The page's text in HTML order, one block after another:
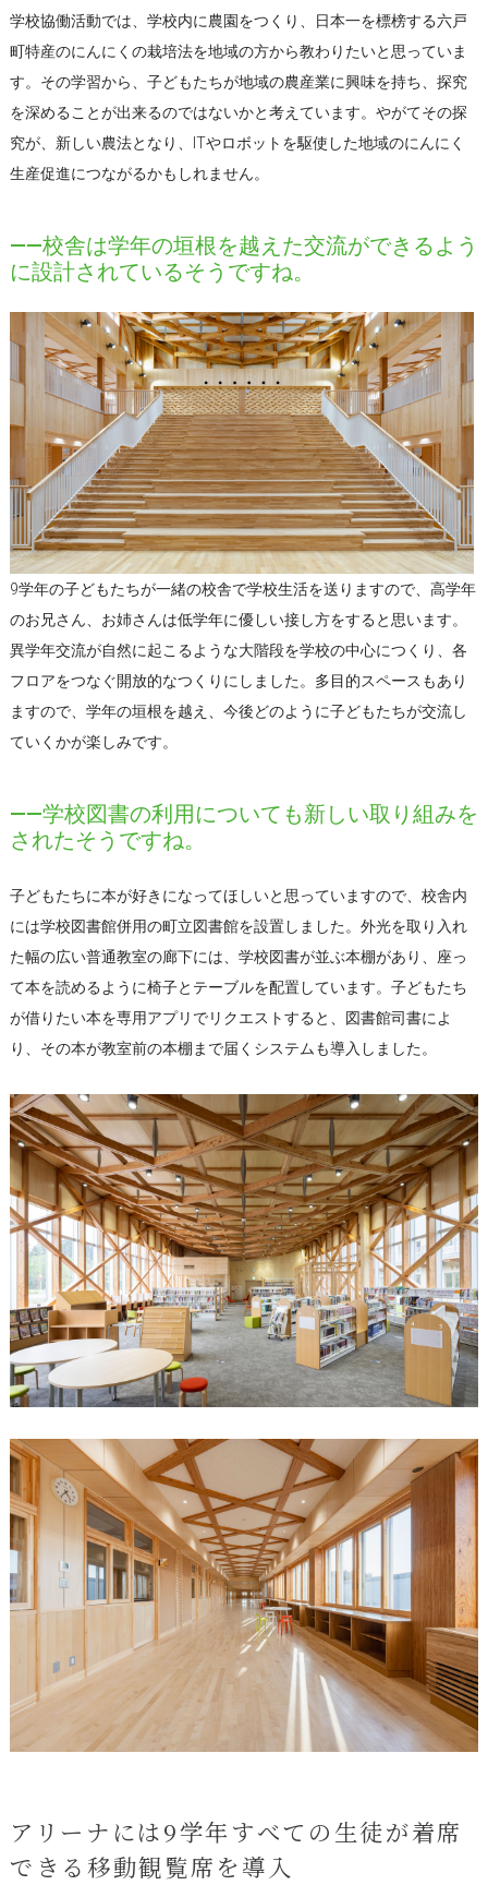
学校協働活動では、学校内に農園をつくり、日本一を標榜する六戸
町特産のにんにくの栽培法を地域の方から教わりたいと思っていま
す。その学習から、子どもたちが地域の農産業に興味を持ち、探究
を深めることが出来るのではないかと考えています。やがてその探
究が、新しい農法となり、ITやロボットを駆使した地域のにんにく
生産促進につながるかもしれません。
――校舎は学年の垣根を越えた交流ができるよう
に設計されているそうですね。
9学年の子どもたちが一緒の校舎で学校生活を送りますので、高学年
のお兄さん、お姉さんは低学年に優しい接し方をすると思います。
異学年交流が自然に起こるような大階段を学校の中心につくり、各
フロアをつなぐ開放的なつくりにしました。多目的スペースもあり
ますので、学年の垣根を越え、今後どのように子どもたちが交流し
ていくかが楽しみです。
――学校図書の利用についても新しい取り組みを
されたそうですね。
子どもたちに本が好きになってほしいと思っていますので、校舎内
には学校図書館併用の町立図書館を設置しました。外光を取り入れ
た幅の広い普通教室の廊下には、学校図書が並ぶ本棚があり、座っ
て本を読めるように椅子とテーブルを配置しています。子どもたち
が借りたい本を専用アプリでリクエストすると、図書館司書によ
り、その本が教室前の本棚まで届くシステムも導入しました。
アリーナには9学年すべての生徒が着席
できる移動観覧席を導入